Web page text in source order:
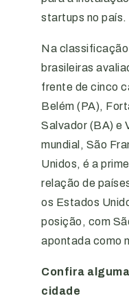
startups no país.
Na
brasileiras
frente de cinco
Belém (PA),
Salvador (BA) e
mundial, São
Unidos, é a
relação de
os Estados
posição, com
apontada como
Confira
cidade